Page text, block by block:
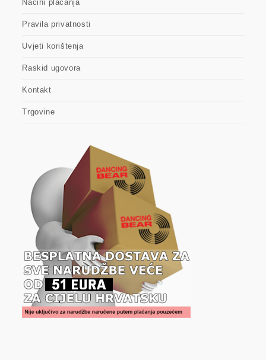
Načini plaćanja
Pravila privatnosti
Uvjeti korištenja
Raskid ugovora
Kontakt
Trgovine